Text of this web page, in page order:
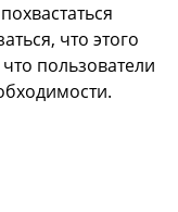
что этого
пользователи